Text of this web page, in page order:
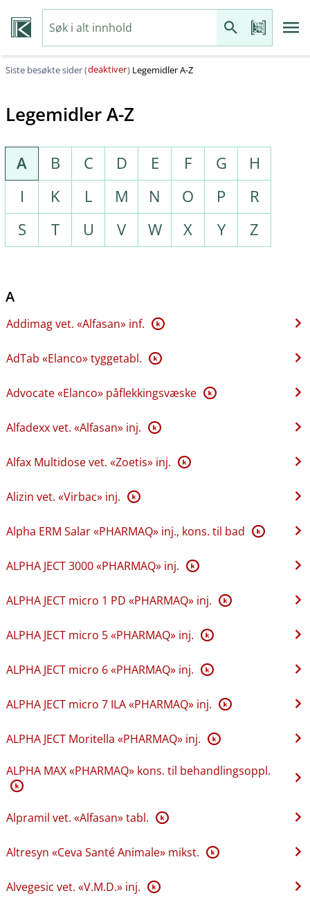
Siste besøkte sider (deaktiver) Legemidler A-Z
Legemidler A-Z
A B C D E F G
H
I
K L M N O P
R
S
T U V W X Y Z
A
Addimag vet. «Alfasan» inf. K
AdTab «Elanco» tyggetabl. K
Advocate «Elanco» påflekkingsvæske K
Alfadexx vet. «Alfasan» inj. K
Alfax Multidose vet. «Zoetis» inj. K
Alizin vet. «Virbac» inj. K
Alpha ERM Salar «PHARMAQ» inj., kons. til bad K
ALPHA JECT 3000 «PHARMAQ» inj. K
ALPHA JECT micro 1 PD «PHARMAQ» inj. K
ALPHA JECT micro 5 «PHARMAQ» inj. K
ALPHA JECT micro 6 «PHARMAQ» inj. K
ALPHA JECT micro 7 ILA «PHARMAQ» inj. K
ALPHA JECT Moritella «PHARMAQ» inj. K
ALPHA MAX «PHARMAQ» kons. til behandlingsoppl.
K
Alpramil vet. «Alfasan» tabl. K
Altresyn «Ceva Santé Animale» mikst. K
Alvegesic vet. «V.M.D.» inj. K